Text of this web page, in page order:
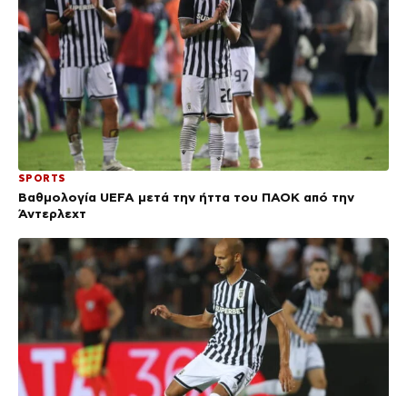
SPORTS
Βαθμολογία UEFA μετά την ήττα του ΠΑΟΚ από την
Άντερλεχτ